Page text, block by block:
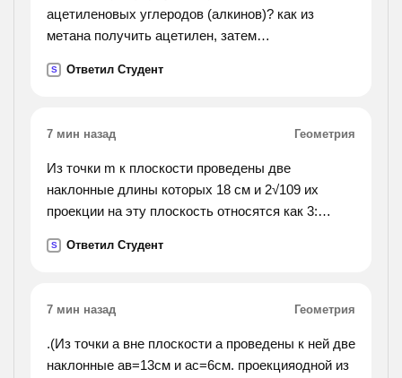
ацетиленовых углеродов (алкинов)? как из
метана получить ацетилен, затем
S Ответил Студент
7 мин назад Геометрия
Из точки m к плоскости проведены две
наклонные длины которых 18 см и 2√109 их
проекции на эту плоскость относятся как 3:
S Ответил Студент
7 мин назад Геометрия
.(Из точки а вне плоскости а проведены к ней две
наклонные ав=13см и ас=6см. проекцияодной из